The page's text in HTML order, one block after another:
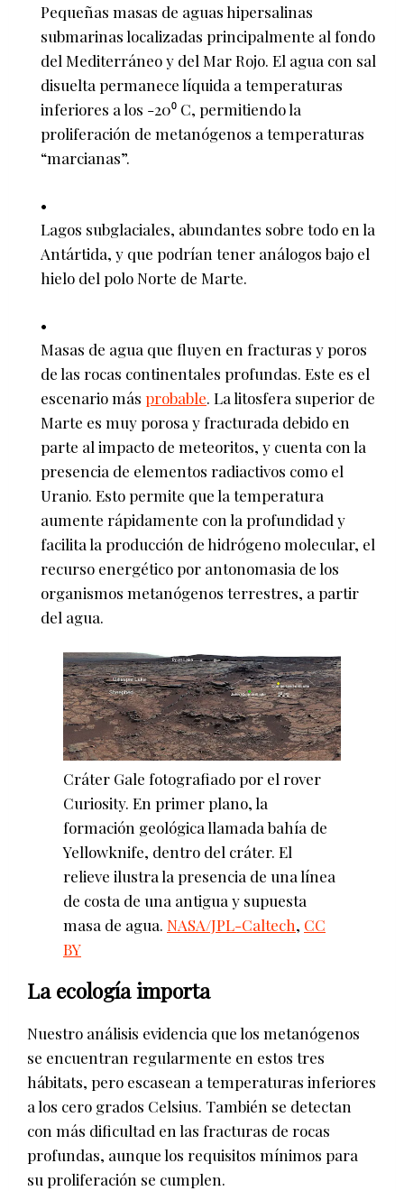
Pequeñas masas de aguas hipersalinas
submarinas localizadas principalmente al fondo
del Mediterráneo y del Mar Rojo. El agua con sal
disuelta permanece líquida a temperaturas
inferiores a los -20⁰ C, permitiendo la
proliferación de metanógenos a temperaturas
“marcianas”.
Lagos subglaciales, abundantes sobre todo en la
Antártida, y que podrían tener análogos bajo el
hielo del polo Norte de Marte.
Masas de agua que fluyen en fracturas y poros
de las rocas continentales profundas. Este es el
escenario más probable. La litosfera superior de
Marte es muy porosa y fracturada debido en
parte al impacto de meteoritos, y cuenta con la
presencia de elementos radiactivos como el
Uranio. Esto permite que la temperatura
aumente rápidamente con la profundidad y
facilita la producción de hidrógeno molecular, el
recurso energético por antonomasia de los
organismos metanógenos terrestres, a partir
del agua.
Cráter Gale fotografiado por el rover
Curiosity. En primer plano, la
formación geológica llamada bahía de
Yellowknife, dentro del cráter. El
relieve ilustra la presencia de una línea
de costa de una antigua y supuesta
masa de agua. NASA/JPL-Caltech, CC
BY
La ecología importa
Nuestro análisis evidencia que los metanógenos
se encuentran regularmente en estos tres
hábitats, pero escasean a temperaturas inferiores
a los cero grados Celsius. También se detectan
con más dificultad en las fracturas de rocas
profundas, aunque los requisitos mínimos para
su proliferación se cumplen.